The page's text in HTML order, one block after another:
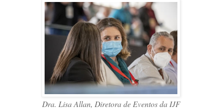
Dra. Lisa Allan, Diretora de Eventos da IJF